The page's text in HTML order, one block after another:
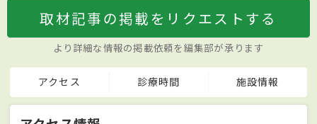
取材記事の掲載をリクエストする
より詳細な情報の掲載依頼を編集部が承ります
アクセス 診療時間 施設情報